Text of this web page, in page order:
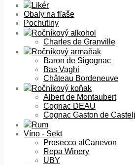
Likér
Obaly na fľaše
Pochutiny
Ročníkový alkohol
Charles de Granville
Ročníkový armaňak
Baron de Sigognac
Bas Vaghi
Château Bordeneuve
Ročníkový koňak
Albert de Montaubert
Cognac DEAU
Cognac Gaston de
Rum
Víno - Sekt
Prosecco alCanevon
Repa Winery
UBY